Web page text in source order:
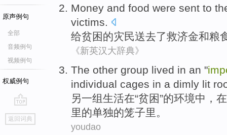
原声例句
全部
音频例句
视频例句
权威例句
go
top
返回词典
Money and food were sent to
victims.
给贫困的灾民送去了救济金和粮
《新英汉大辞典》
The other group lived in an "
individual cages in a dimly lit
另一组生活在“贫困”的环境中 ，在
里的单独的笼子里 。
youdao